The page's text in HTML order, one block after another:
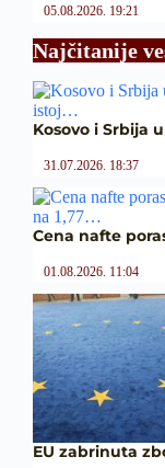
05.08.2026. 19:21
Najčitanije
Kosovo i Srbija
31.07.2026. 18:37
Cena nafte
01.08.2026. 11:04
EU zabrinuta